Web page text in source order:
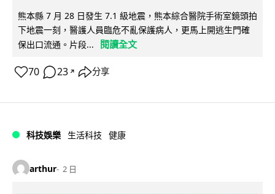
熊本縣 7 月 28 日發生 7.1 級地震，熊本綜合醫院手術室鏡頭拍
下地震一刻，醫護人員臨危不亂保護病人，更馬上開逃生門確
保出口流通。片段...
閱讀全文
70 23 ↗ 分享
科技娛樂 生活科技 健康
arthur 2 日